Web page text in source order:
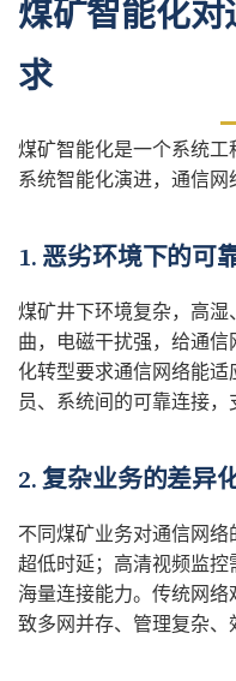
煤矿智能化
求
煤矿智能化是一个系统
系统智能化演进，通信网
1. 恶劣环境下的可
煤矿井下环境复杂，高
曲，电磁干扰强，给通
化转型要求通信网络能
员、系统间的可靠连接，
2. 复杂业务的差异
不同煤矿业务对通信网
超低时延；高清视频监
海量连接能力。传统网
致多网并存、管理复杂、